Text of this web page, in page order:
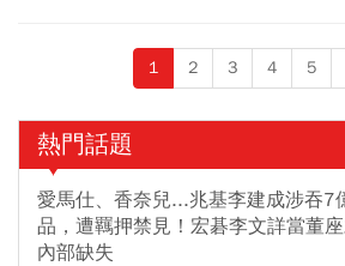
1 2 3 4 5
熱門話題
愛馬仕、香奈兒...兆基李建成涉吞7
品，遭羈押禁見！宏碁李文詳當董
內部缺失